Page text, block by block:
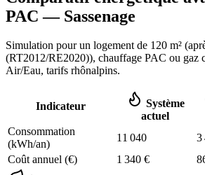
PAC — Sassenage
Simulation pour un logement de 120 m² (
(RT2012/RE2020)), chauffage PAC ou gaz
Air/Eau, tarifs rhônalpins.
Indicateur
Système
actuel
Consommation
(kWh/an)
11 040 3
Coût annuel (€)
1 340 €